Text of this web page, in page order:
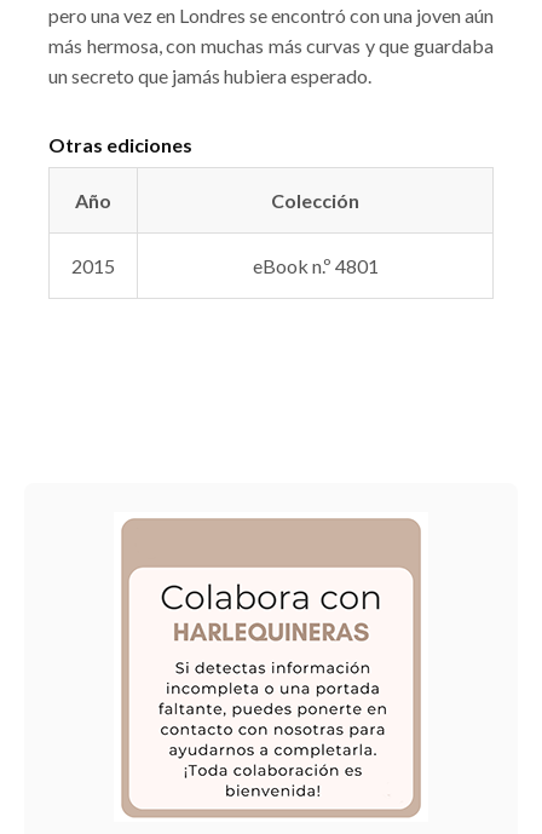
pero una vez en Londres se encontró con una joven aún
más hermosa, con muchas más curvas y que guardaba
un secreto que jamás hubiera esperado.
Otras ediciones
Año Colección
2015 eBook n.º 4801